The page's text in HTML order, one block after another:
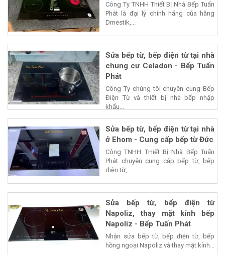
Công Ty TNHH Thiết Bị Nhà Bếp Tuấn
Phát là đại lý chính hãng của hãng
Dmestik,...
Sửa bếp từ, bếp điện từ tại nhà
chung cư Celadon - Bếp Tuấn
Phát
Công Ty chúng tôi chuyên cung Bếp
Điện Từ và thiết bị nhà bếp nhập
khẩu...
Sửa bếp từ, bếp điện từ tại nhà
ở Ehom - Cung cấp bếp từ Đức
Công TNHH THiết Bị Nhà Bếp Tuấn
Phát chuyên cung cấp bếp từ, bếp
điện từ,...
Sửa bếp từ, bếp điện từ
Napoliz, thay mặt kính bếp
Napoliz - Bếp Tuấn Phát
Nhận sửa bếp từ, bếp điện từ, bếp
hồng ngoại Napoliz và thay mặt kính...